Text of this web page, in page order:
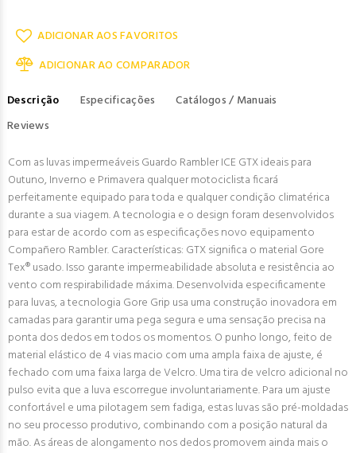
ADICIONAR AOS FAVORITOS
ADICIONAR AO COMPARADOR
Descrição
Especificações
Catálogos / Manuais
Reviews
Com as luvas impermeáveis Guardo Rambler ICE GTX ideais para
Outuno, Inverno e Primavera qualquer motociclista ficará
perfeitamente equipado para toda e qualquer condição climatérica
durante a sua viagem. A tecnologia e o design foram desenvolvidos
para estar de acordo com as especificações novo equipamento
Compañero Rambler. Características: GTX significa o material Gore
Tex® usado. Isso garante impermeabilidade absoluta e resistência ao
vento com respirabilidade máxima. Desenvolvida especificamente
para luvas, a tecnologia Gore Grip usa uma construção inovadora em
camadas para garantir uma pega segura e uma sensação precisa na
ponta dos dedos em todos os momentos. O punho longo, feito de
material elástico de 4 vias macio com uma ampla faixa de ajuste, é
fechado com uma faixa larga de Velcro. Uma tira de velcro adicional no
pulso evita que a luva escorregue involuntariamente. Para um ajuste
confortável e uma pilotagem sem fadiga, estas luvas são pré-moldadas
no seu processo produtivo, combinando com a posição natural da
mão. As áreas de alongamento nos dedos promovem ainda mais o